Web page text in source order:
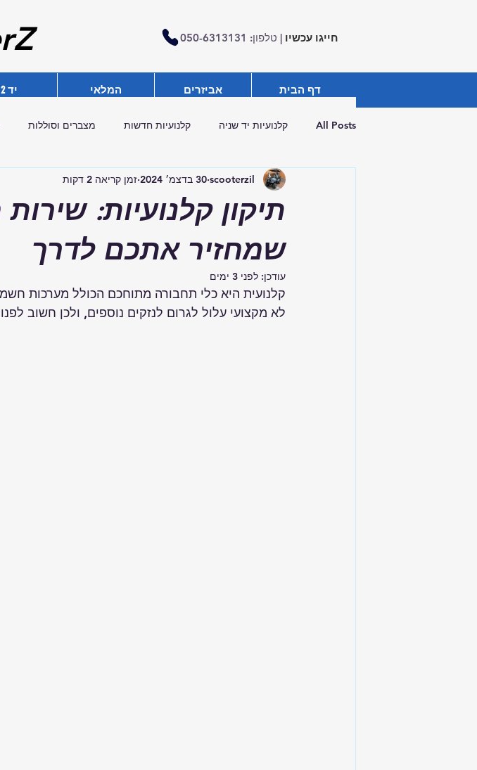
חייגו עכשיו | טלפון: 050-6313131
דף הבית אביזרים המלאי יד 2
All Posts קלנועיות יד שניה קלנועיות חדשות מצברים וסוללות
רכבים תפעוליים
תיקון קלנועיות:
שמחזיר אתכם לדרך
scooterzil 30 בדצמ׳ 2024 זמן קריאה 2 דקות
עודכן: לפני 3 ימים
קלנועית היא כלי תחבורה מתוחכם הכולל מערכות
לא מקצועי עלול לגרום לנזקים נוספים, ולכן חשוב